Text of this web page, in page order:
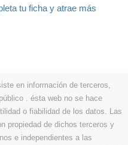
tu ficha y atrae más
en información de terceros,
. ésta web no se hace
o fiabilidad de los datos. Las
propiedad de dichos terceros y
e independientes a las